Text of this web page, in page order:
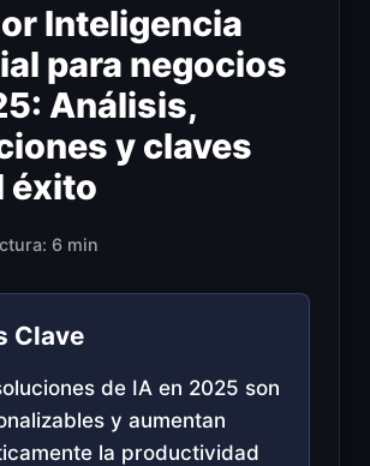
Inteligencia
para negocios
Análisis,
y claves
éxito
6 min
Clave
de IA en 2025 son
y aumentan
la productividad